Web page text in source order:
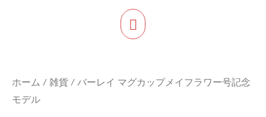
ホーム / 雑貨 / バーレイ マグカップメイフラワー号記念
モデル